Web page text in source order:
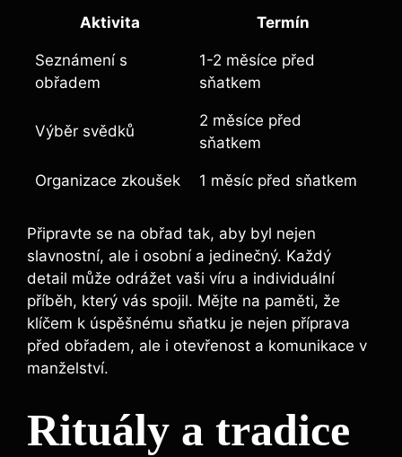
Aktivita Termín
Seznámení s
obřadem
1-2 měsíce před
sňatkem
Výběr svědků
2 měsíce před
sňatkem
Organizace zkoušek 1 měsíc před sňatkem
Připravte se na obřad tak, aby byl nejen
slavnostní, ale i osobní a jedinečný. Každý
detail může odrážet vaši víru a individuální
příběh, který vás spojil. Mějte na paměti, že
klíčem k úspěšnému sňatku je nejen příprava
před obřadem, ale i otevřenost a komunikace v
manželství.
Rituály a tradice